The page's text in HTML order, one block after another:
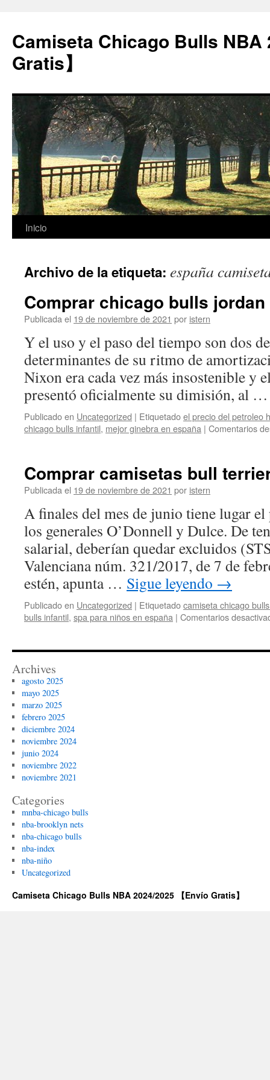
Camiseta Chicago Bulls NBA
Gratis】
Saltar
contenido
Inicio
Archivo de la etiqueta: españa
Comprar chicago bulls
Publicada el 19 de noviembre de 2021 por istern
Y el uso y el paso del tiempo son dos
determinantes de su ritmo de
Nixon era cada vez más insostenible y
presentó oficialmente su dimisión, al
Publicado en Uncategorized | Etiquetadoel precio del petroleo
chicago bulls infantil, mejor ginebra en españa | Comentarios
Comprar camisetas bull
Publicada el 19 de noviembre de 2021 por istern
A finales del mes de junio tiene lugar
los generales O’Donnell y Dulce. De
salarial, deberían quedar excluidos
Valenciana núm. 321/2017, de 7 de
estén, apunta … Sigue leyendo →
Publicado en Uncategorized | Etiquetadocamiseta chicago
bulls infantil, spa para niños en españa | Comentarios
Archives
agosto 2025
mayo 2025
marzo 2025
febrero 2025
diciembre 2024
noviembre 2024
junio 2024
noviembre 2022
noviembre 2021
Categories
mnba-chicago bulls
nba-brooklyn nets
nba-chicago bulls
nba-index
nba-niño
Uncategorized
Camiseta Chicago Bulls NBA 2024/2025 【Envío Gratis】